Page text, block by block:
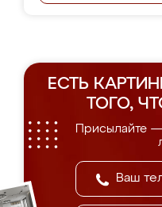
ЕСТЬ
ТОГО,
Присылайте